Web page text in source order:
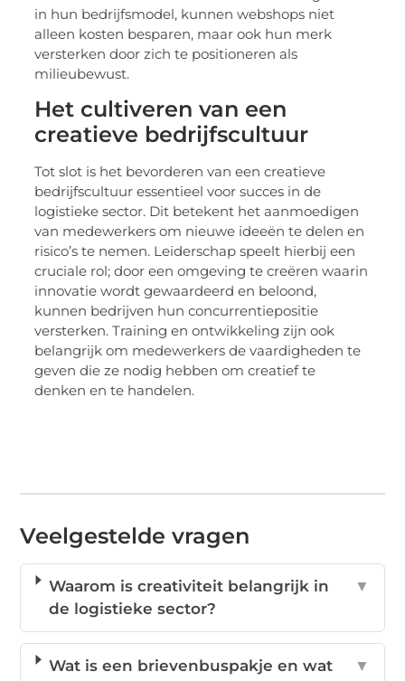
in hun bedrijfsmodel, kunnen webshops niet
alleen kosten besparen, maar ook hun merk
versterken door zich te positioneren als
milieubewust.
Het cultiveren van een
creatieve bedrijfscultuur
Tot slot is het bevorderen van een creatieve
bedrijfscultuur essentieel voor succes in de
logistieke sector. Dit betekent het aanmoedigen
van medewerkers om nieuwe ideeën te delen en
risico’s te nemen. Leiderschap speelt hierbij een
cruciale rol; door een omgeving te creëren waarin
innovatie wordt gewaardeerd en beloond,
kunnen bedrijven hun concurrentiepositie
versterken. Training en ontwikkeling zijn ook
belangrijk om medewerkers de vaardigheden te
geven die ze nodig hebben om creatief te
denken en te handelen.
Veelgestelde vragen
Waarom is creativiteit belangrijk in
de logistieke sector?
▼
Wat is een brievenbuspakje en wat
▼